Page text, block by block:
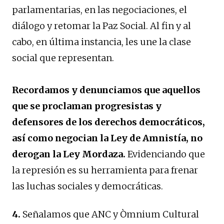
parlamentarias, en las negociaciones, el
diálogo y retomar la Paz Social. Al fin y al
cabo, en última instancia, les une la clase
social que representan.
Recordamos y denunciamos que aquellos
que se proclaman progresistas y
defensores de los derechos democráticos,
así como negocian la Ley de Amnistía, no
derogan la Ley Mordaza. Evidenciando que
la represión es su herramienta para frenar
las luchas sociales y democráticas.
4. Señalamos que ANC y Òmnium Cultural